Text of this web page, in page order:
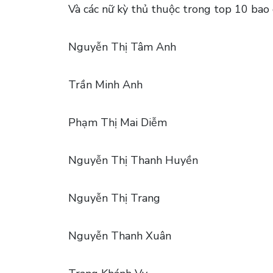
Và các nữ kỳ thủ thuộc trong top 10 bao
Nguyễn Thị Tâm Anh
Trần Minh Anh
Phạm Thị Mai Diễm
Nguyễn Thị Thanh Huyền
Nguyễn Thị Trang
Nguyễn Thanh Xuân